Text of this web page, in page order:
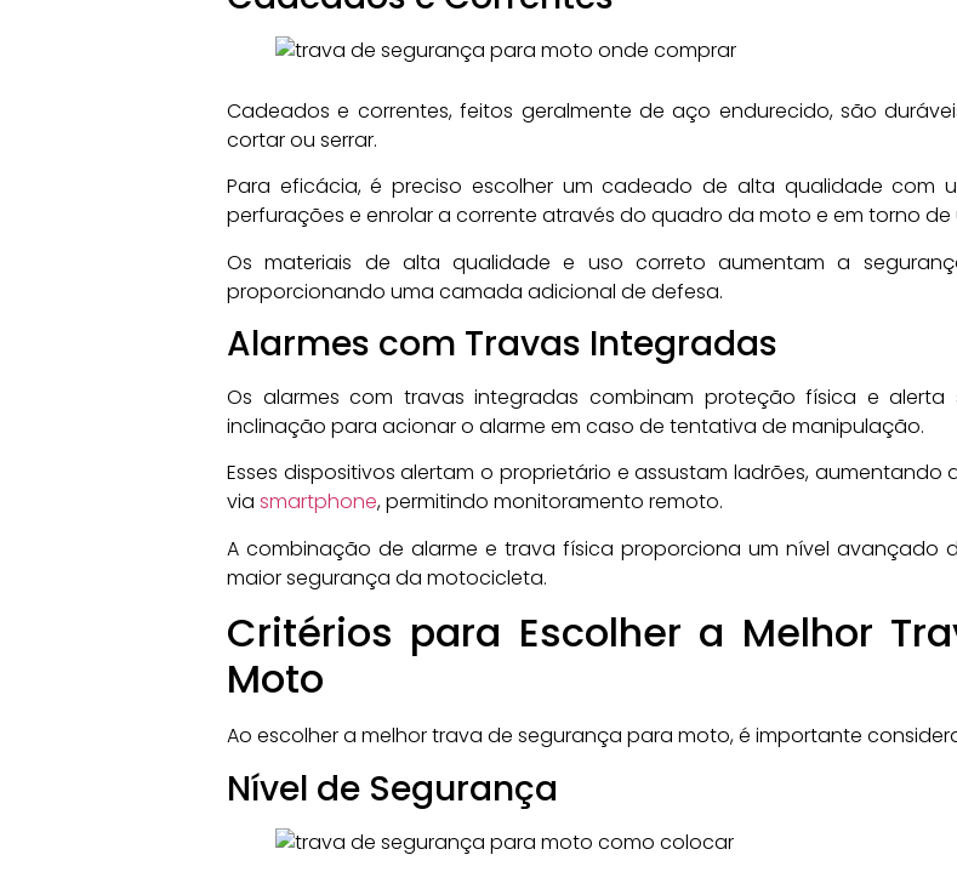
Cadeados e correntes, feitos geralmente de aço endurecido, são
cortar ou serrar.
Para eficácia, é preciso escolher um cadeado de alta qualidade com
perfurações e enrolar a corrente através do quadro da moto e em torno de
Os materiais de alta qualidade e uso correto aumentam a
proporcionando uma camada adicional de defesa.
Alarmes com Travas Integradas
Os alarmes com travas integradas combinam proteção física e alerta
inclinação para acionar o alarme em caso de tentativa de manipulação.
Esses dispositivos alertam o proprietário e assustam ladrões,
via smartphone, permitindo monitoramento remoto.
A combinação de alarme e trava física proporciona um nível
maior segurança da motocicleta.
Critérios para Escolher a Melhor
Moto
Ao escolher a melhor trava de segurança para moto, é importante
Nível de Segurança